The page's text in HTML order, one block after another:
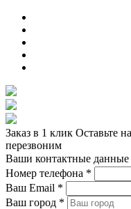
Заказ в 1 клик Оставьте
перезвоним
Ваши контактные данные
Номер телефона *
Ваш Email *
Ваш город *